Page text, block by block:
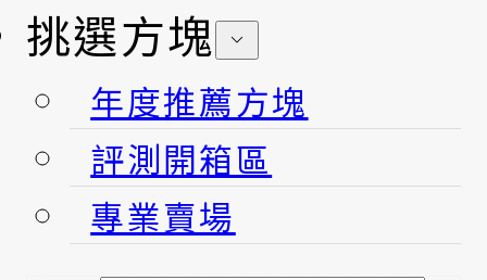
挑選方塊
年度推薦方塊
評測開箱區
專業賣場